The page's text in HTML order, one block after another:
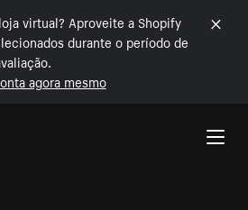
virtual? Aproveite a Shopify
durante o período de
agora mesmo